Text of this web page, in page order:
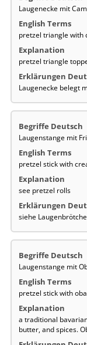
Laugenecke mit
pretzel triangle with
pretzel triangle
Laugenecke belegt
Laugenstange mit
pretzel stick with
see pretzel rolls
siehe
Laugenstange mit
pretzel stick with
a traditional
butter, and spices.